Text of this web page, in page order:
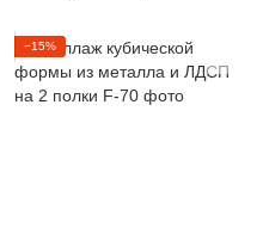
−15%